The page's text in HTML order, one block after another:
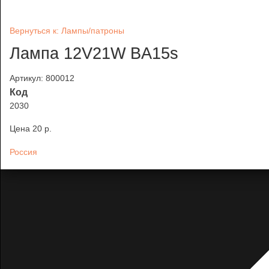
Вернуться к: Лампы/патроны
Лампа 12V21W BA15s
Артикул: 800012
Код
2030
Цена 20 p.
Россия